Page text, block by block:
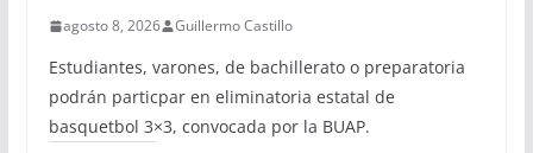
agosto 8, 2026 Guillermo Castillo
Estudiantes, varones, de bachillerato o preparatoria
podrán particpar en eliminatoria estatal de
basquetbol 3×3, convocada por la BUAP.